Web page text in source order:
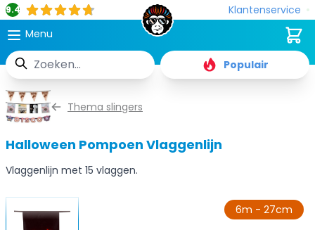
9.4
Klantenservice
Menu
Zoek
Populair
Cart
Thema slingers
Halloween Pompoen Vlaggenlijn
Vlaggenlijn met 15 vlaggen.
6m - 27cm